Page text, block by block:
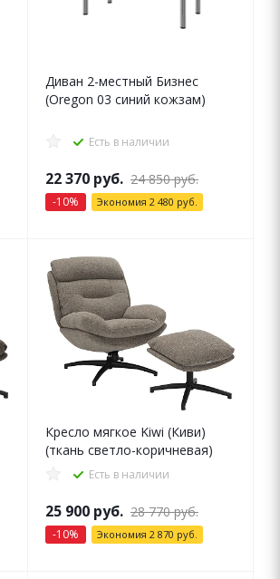
Диван 2-местный Бизнес
(Oregon 03 синий кожзам)
Есть в наличии
22 370 руб. 24 850руб.
-10% Экономия 2 480 руб.
Кресло мягкое Kiwi (Киви)
(ткань светло-коричневая)
Есть в наличии
25 900 руб. 28 770руб.
-10% Экономия 2 870 руб.